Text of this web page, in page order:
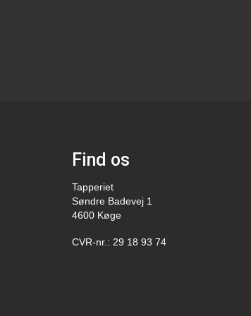
Find os
Tapperiet
Søndre Badevej 1
4600 Køge
CVR-nr.: 29 18 93 74